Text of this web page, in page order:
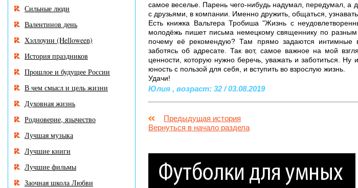
самое веселье. Парень чего-нибудь надумал, передумал, а
с друзьями, в компании. Именно дружить, общаться,
Есть книжка Вальтера Тробиша "Жизнь с
молодёжь пишет письма немецкому священнику по
почему её рекомендую? Там прямо задаются интимные
заботясь об адресате. Так вот, самое важное на мой
ценности, которую нужно беречь, уважать и заботиться. Ну
юность с пользой для себя, и вступить во взрослую жизнь.
Удачи!
Юлия , возраст: 32 / 03.08.2019
Предыдущая история
Вернуться в начало раздела
Сильные люди
Валентинов день
Хэллоуин (Helloween)
История праздников
Прошлое и будущее России
В чем смысл и цель жизни
Духовная жизнь
Родноверие, язычество
Лучшая музыка
Лучшие книги
Лучшие фильмы
Заочная школа Любви